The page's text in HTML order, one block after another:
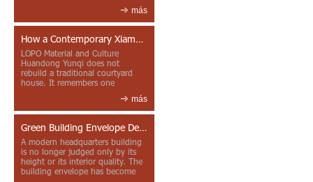
más
How a Contemporary Xiamen Project Reframes Minnan Red Brick
LOPO Material and Culture
Huandong Yunqi does not
rebuild a traditional courtyard
house. It remembers one
más
Green Building Envelope Design: Clay Sunscreen Fins for Modern Headquarters Architecture
A modern headquarters building
is no longer judged only by its
height or its interior quality. The
building envelope has become